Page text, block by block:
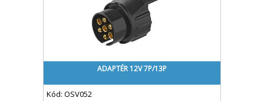
ADAPTÉR 12V 7P/13P
Kód: OSV052